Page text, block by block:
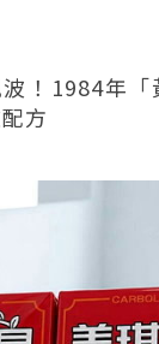
！1984年
方